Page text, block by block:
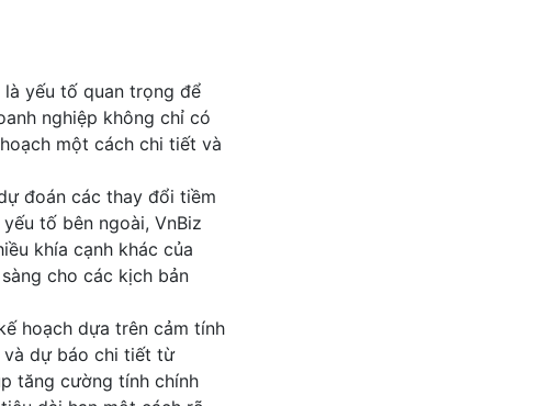
yếu tố quan trọng để
nghiệp không chỉ có
một cách chi tiết và
đoán các thay đổi tiềm
tố bên ngoài, VnBiz
khía cạnh khác của
cho các kịch bản
hoạch dựa trên cảm tính
và dự báo chi tiết từ
tăng cường tính chính